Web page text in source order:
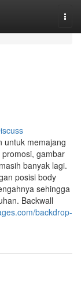
untuk memajang
gambar
banyak lagi.
posisi body
sehingga
Backwall
backdrop-